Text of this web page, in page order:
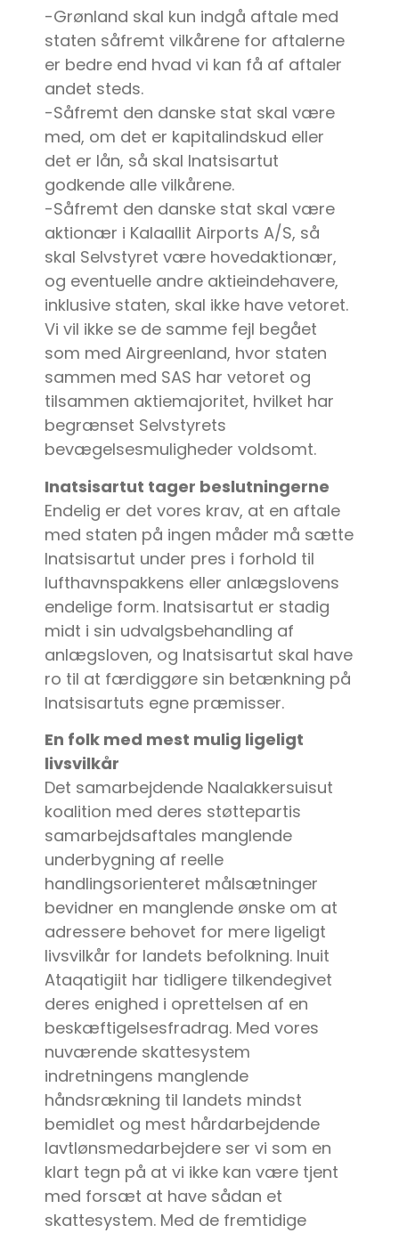
-Grønland skal kun indgå aftale med
staten såfremt vilkårene for aftalerne
er bedre end hvad vi kan få af aftaler
andet steds.
-Såfremt den danske stat skal være
med, om det er kapitalindskud eller
det er lån, så skal Inatsisartut
godkende alle vilkårene.
-Såfremt den danske stat skal være
aktionær i Kalaallit Airports A/S, så
skal Selvstyret være hovedaktionær,
og eventuelle andre aktieindehavere,
inklusive staten, skal ikke have vetoret.
Vi vil ikke se de samme fejl begået
som med Airgreenland, hvor staten
sammen med SAS har vetoret og
tilsammen aktiemajoritet, hvilket har
begrænset Selvstyrets
bevægelsesmuligheder voldsomt.
Inatsisartut tager beslutningerne
Endelig er det vores krav, at en aftale
med staten på ingen måder må sætte
Inatsisartut under pres i forhold til
lufthavnspakkens eller anlægslovens
endelige form. Inatsisartut er stadig
midt i sin udvalgsbehandling af
anlægsloven, og Inatsisartut skal have
ro til at færdiggøre sin betænkning på
Inatsisartuts egne præmisser.
En folk med mest mulig ligeligt
livsvilkår
Det samarbejdende Naalakkersuisut
koalition med deres støttepartis
samarbejdsaftales manglende
underbygning af reelle
handlingsorienteret målsætninger
bevidner en manglende ønske om at
adressere behovet for mere ligeligt
livsvilkår for landets befolkning. Inuit
Ataqatigiit har tidligere tilkendegivet
deres enighed i oprettelsen af en
beskæftigelsesfradrag. Med vores
nuværende skattesystem
indretningens manglende
håndsrækning til landets mindst
bemidlet og mest hårdarbejdende
lavtlønsmedarbejdere ser vi som en
klart tegn på at vi ikke kan være tjent
med forsæt at have sådan et
skattesystem. Med de fremtidige